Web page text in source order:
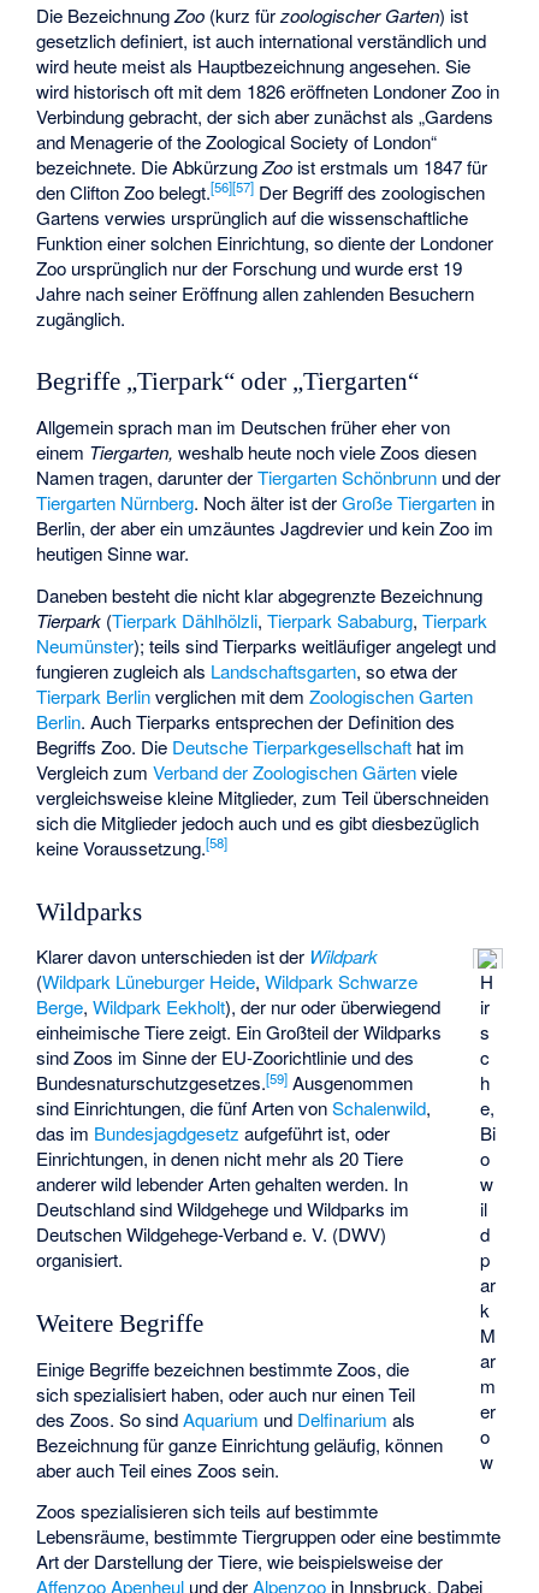
Die BezeichnungZoo (kurz fürzoologischer Garten) ist
gesetzlich definiert, ist auch international verständlich und
wird heute meist als Hauptbezeichnung angesehen. Sie
wird historisch oft mit dem 1826 eröffneten Londoner Zoo in
Verbindung gebracht, der sich aber zunächst als „Gardens
and Menagerie of the Zoological Society of London“
bezeichnete. Die AbkürzungZoo ist erstmals um 1847 für
denClifton Zoobelegt.[56][57] Der Begriff des zoologischen
Gartens verwies ursprünglich auf die wissenschaftliche
Funktion einer solchen Einrichtung, so diente der Londoner
Zoo ursprünglich nur der Forschung und wurde erst 19
Jahre nach seiner Eröffnung allen zahlenden Besuchern
zugänglich.
Begriffe „Tierpark“ oder „Tiergarten“
Allgemein sprach man im Deutschen früher eher von
einem Tiergarten, weshalb heute noch viele Zoos diesen
Namen tragen, darunter derTiergarten Schönbrunn und der
Tiergarten Nürnberg. Noch älter ist derGroße Tiergarten in
Berlin, der aber ein umzäuntes Jagdrevier und kein Zoo im
heutigen Sinne war.
Daneben besteht die nicht klar abgegrenzte Bezeichnung
Tierpark (Tierpark Dählhölzli,Tierpark Sababurg,Tierpark
Neumünster); teils sind Tierparks weitläufiger angelegt und
fungieren zugleich als Landschaftsgarten, so etwa der
Tierpark Berlinverglichen mit demZoologischen Garten
Berlin. Auch Tierparks entsprechen der Definition des
Begriffs Zoo. Die Deutsche Tierparkgesellschaft hat im
Vergleich zumVerband der Zoologischen Gärtenviele
vergleichsweise kleine Mitglieder, zum Teil überschneiden
sich die Mitglieder jedoch auch und es gibt diesbezüglich
keine Voraussetzung.[58]
Wildparks
H
ir
s
c
h
e,
Bi
o
w
il
d
p
ar
k
M
ar
m
er
o
w
Klarer davon unterschieden ist der Wildpark
(Wildpark Lüneburger Heide,Wildpark Schwarze
Berge,Wildpark Eekholt), der nur oder überwiegend
einheimische Tiere zeigt. Ein Großteil der Wildparks
sind Zoos im Sinne der EU-Zoorichtlinie und des
Bundesnaturschutzgesetzes.[59] Ausgenommen
sind Einrichtungen, die fünf Arten vonSchalenwild,
das im Bundesjagdgesetz aufgeführt ist, oder
Einrichtungen, in denen nicht mehr als 20 Tiere
anderer wild lebender Arten gehalten werden. In
Deutschland sind Wildgehege und Wildparks im
Deutschen Wildgehege-Verband e. V. (DWV)
organisiert.
Weitere Begriffe
Einige Begriffe bezeichnen bestimmte Zoos, die
sich spezialisiert haben, oder auch nur einen Teil
des Zoos. So sindAquarium und Delfinarium als
Bezeichnung für ganze Einrichtung geläufig, können
aber auch Teil eines Zoos sein.
Zoos spezialisieren sich teils auf bestimmte
Lebensräume, bestimmte Tiergruppen oder eine bestimmte
Art der Darstellung der Tiere, wie beispielsweise der
Affenzoo Apenheul und derAlpenzoo in Innsbruck. Dabei